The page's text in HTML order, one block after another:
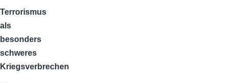
Terrorismus
als
besonders
schweres
Kriegsverbrechen